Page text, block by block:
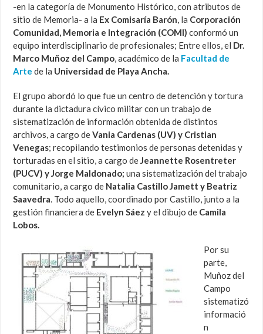
-en la categoría de Monumento Histórico, con atributos de
sitio de Memoria- a la Ex Comisaría Barón, la Corporación
Comunidad, Memoria e Integración (COMI) conformó un
equipo interdisciplinario de profesionales; Entre ellos, el Dr.
Marco Muñoz del Campo, académico de la Facultad de
Arte de la Universidad de Playa Ancha.
El grupo abordó lo que fue un centro de detención y tortura
durante la dictadura cívico militar con un trabajo de
sistematización de información obtenida de distintos
archivos, a cargo deVania Cardenas (UV) y Cristian
Venegas; recopilando testimonios de personas detenidas y
torturadas en el sitio, a cargo deJeannette Rosentreter
(PUCV) y Jorge Maldonado; una sistematización del trabajo
comunitario, a cargo de Natalia Castillo Jamett y Beatriz
Saavedra. Todo aquello, coordinado por Castillo, junto a la
gestión financiera de Evelyn Sáez y el dibujo de Camila
Lobos.
Por su
parte,
Muñoz del
Campo
sistematizó
informació
n